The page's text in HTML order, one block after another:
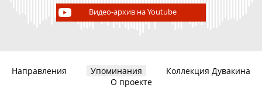
Видео-архив на Youtube
Направления Упоминания
Коллекция Дувакина
О проекте